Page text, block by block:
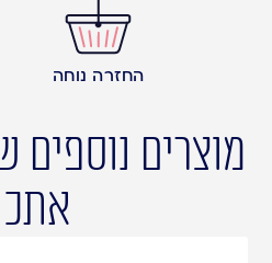
החזרה נוחה
מוצרים נוספים